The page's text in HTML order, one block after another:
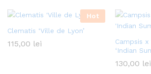
Hot
Clematis ‘Ville de Lyon’
115,00 lei
Campsis
‘Indian
130,00 lei